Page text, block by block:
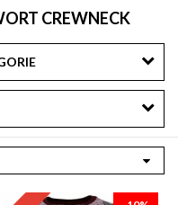
CREWNECK